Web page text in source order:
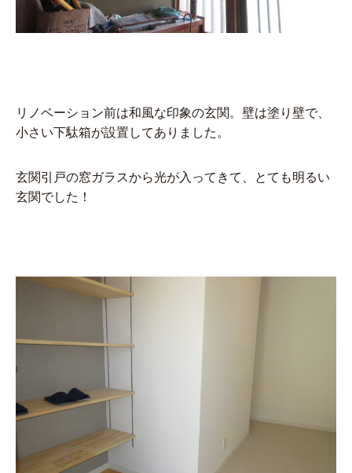
リノベーション前は和風な印象の玄関。壁は塗り壁で、
小さい下駄箱が設置してありました。
玄関引戸の窓ガラスから光が入ってきて、とても明るい
玄関でした！